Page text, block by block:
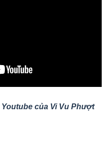
Youtube của Vi Vu Phượt